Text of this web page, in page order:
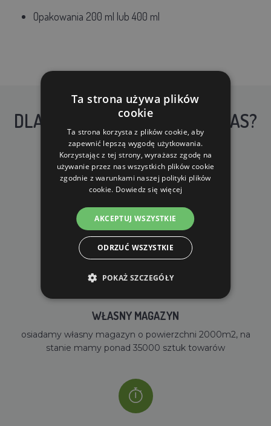
Opakowania 200 ml lub 400 ml
DLACZEGO WARTO KUPIĆ U NAS?
DARMOWA WYSYŁKA
dla zamówień od 690 zł z VAT
WŁASNY MAGAZYN
osiadamy własny magazyn o powierzchni 2000m2, na
stanie mamy ponad 35000 sztuk towarów
Ta strona używa plików
cookie
Ta strona korzysta z plików cookie, aby
zapewnić lepszą wygodę użytkowania.
Korzystając z tej strony, wyrażasz zgodę na
używanie przez nas wszystkich plików cookie
zgodnie z warunkami naszej polityki plików
cookie. Dowiedz się więcej
AKCEPTUJ WSZYSTKIE
ODRZUĆ WSZYSTKIE
POKAŻ SZCZEGÓŁY